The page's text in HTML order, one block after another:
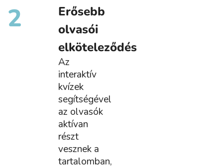
2
Erősebb
olvasói
elköteleződés
Az
interaktív
kvízek
segítségével
az olvasók
aktívan
részt
vesznek a
tartalomban,